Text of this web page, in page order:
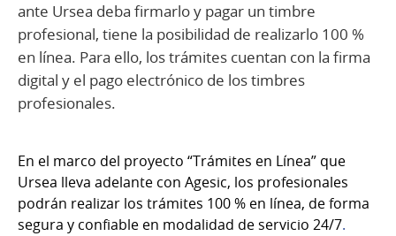
ante Ursea deba firmarlo y pagar un timbre
profesional, tiene la posibilidad de realizarlo 100 %
en línea. Para ello, los trámites cuentan con la firma
digital y el pago electrónico de los timbres
profesionales.
En el marco del proyecto “Trámites en Línea” que
Ursea lleva adelante con Agesic, los profesionales
podrán realizar los trámites 100 % en línea, de forma
segura y confiable en modalidad de servicio 24/7.